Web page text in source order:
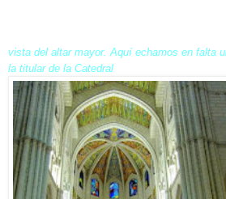
vista del altar mayor. Aquí echamos en falta
la titular de la Catedral